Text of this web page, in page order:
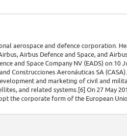
aerospace and defence corporation.
Airbus Defence and Space, and
and Space Company NV (EADS) on
Construcciones Aeronáuticas SA
and marketing of civil and
and related systems.[6] On 27 May
the corporate form of the European